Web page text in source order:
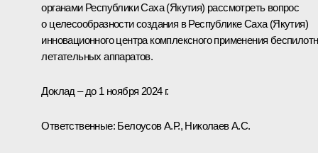
органами Республики Саха (Якутия) рассмотреть вопрос
о целесообразности создания в Республике Саха (Якутия)
инновационного центра комплексного применения
летательных аппаратов.
Доклад – до 1 ноября 2024 г.
Ответственные: Белоусов А.Р., Николаев А.С.